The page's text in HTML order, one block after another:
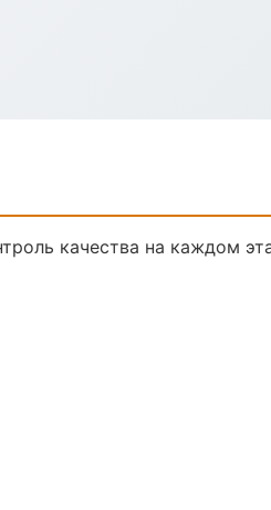
качества на каждом